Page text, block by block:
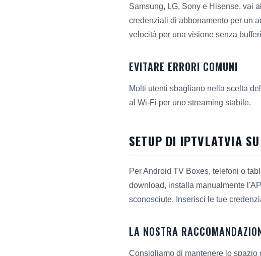
Samsung, LG, Sony e Hisense, vai
credenziali di abbonamento per un
velocità per una visione senza
EVITARE ERRORI COMUNI
Molti utenti sbagliano nella scelta
al Wi-Fi per uno streaming stabile.
SETUP DI IPTVLATVIA
Per Android TV Boxes, telefoni o
download, installa manualmente
sconosciute. Inserisci le tue
LA NOSTRA
Consigliamo di mantenere lo